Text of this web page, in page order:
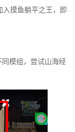
摸鱼躺平之王，即
模组，尝试山海经